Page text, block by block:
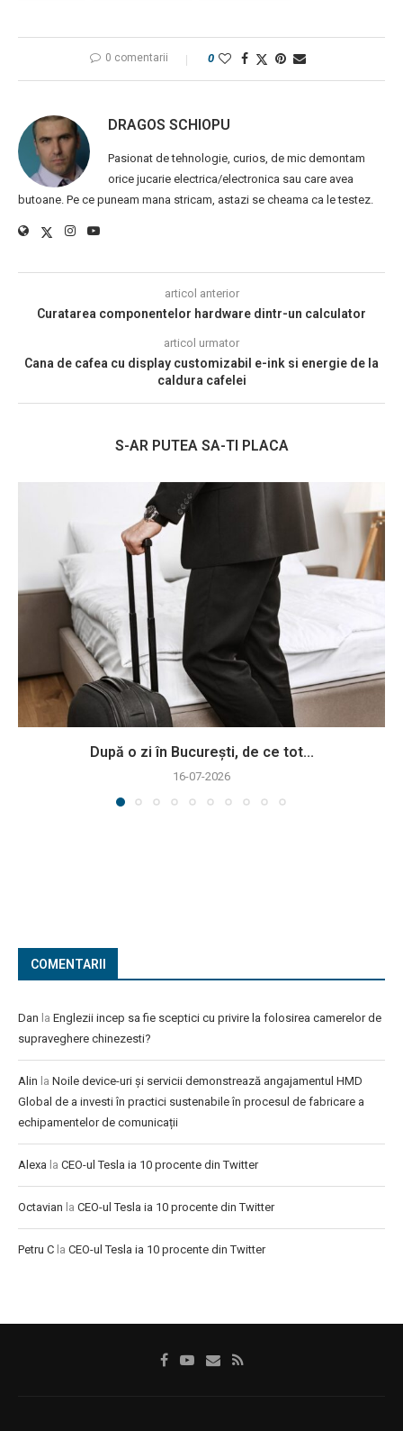
0 comentarii 0
DRAGOS SCHIOPU
Pasionat de tehnologie, curios, de mic demontam
orice jucarie electrica/electronica sau care avea
butoane. Pe ce puneam mana stricam, astazi se cheama ca le testez.
articol anterior
Curatarea componentelor hardware dintr-un calculator
articol urmator
Cana de cafea cu display customizabil e-ink si energie de la
caldura cafelei
S-AR PUTEA SA-TI PLACA
După o zi în București, de ce tot...
16-07-2026
COMENTARII
Dan la Englezii incep sa fie sceptici cu privire la folosirea camerelor de
supraveghere chinezesti?
Alin la Noile device-uri și servicii demonstrează angajamentul HMD
Global de a investi în practici sustenabile în procesul de fabricare a
echipamentelor de comunicații
Alexa la CEO-ul Tesla ia 10 procente din Twitter
Octavian la CEO-ul Tesla ia 10 procente din Twitter
Petru C la CEO-ul Tesla ia 10 procente din Twitter